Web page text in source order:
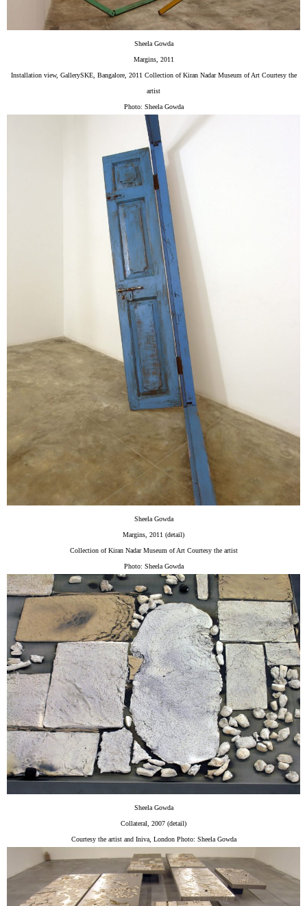
Sheela Gowda
Margins, 2011
Installation view, GallerySKE, Bangalore, 2011 Collection of Kiran Nadar Museum of Art Courtesy the
artist
Photo: Sheela Gowda
Sheela Gowda
Margins, 2011 (detail)
Collection of Kiran Nadar Museum of Art Courtesy the artist
Photo: Sheela Gowda
Sheela Gowda
Collateral, 2007 (detail)
Courtesy the artist and Iniva, London Photo: Sheela Gowda